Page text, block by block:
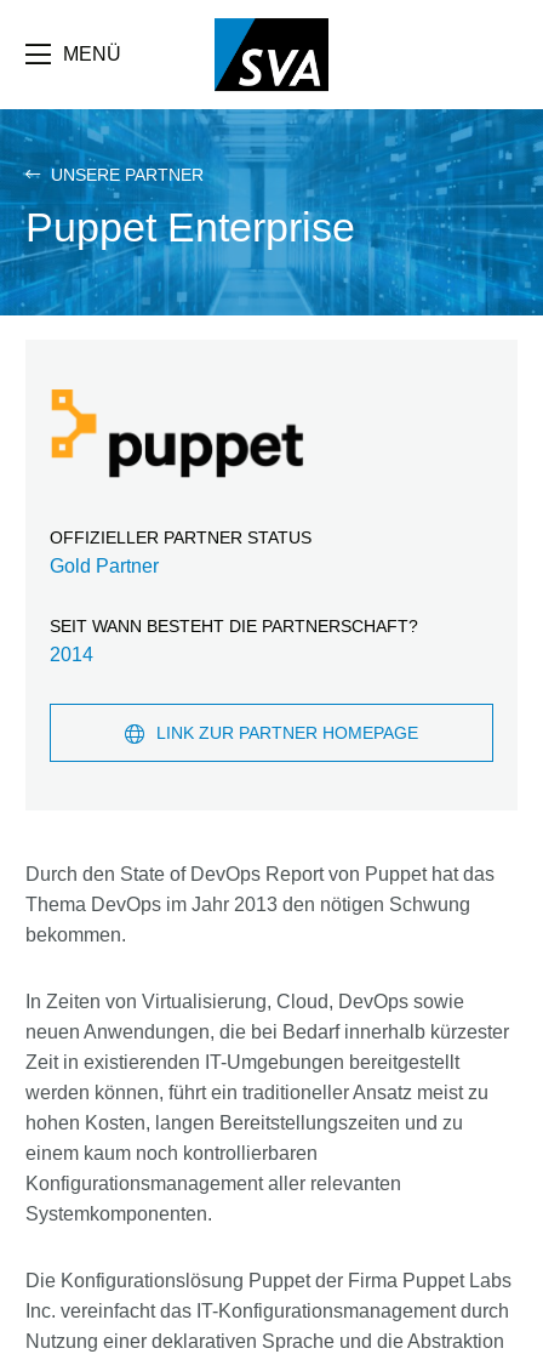
Inhalt
MENÜ
UNSERE PARTNER
Puppet Enterprise
Durch den State of DevOps Report von Puppet hat das
Thema DevOps im Jahr 2013 den nötigen Schwung
bekommen.
In Zeiten von Virtualisierung, Cloud, DevOps sowie
neuen Anwendungen, die bei Bedarf innerhalb kürzester
Zeit in existierenden IT-Umgebungen bereitgestellt
werden können, führt ein traditioneller Ansatz meist zu
hohen Kosten, langen Bereitstellungszeiten und zu
einem kaum noch kontrollierbaren
Konfigurationsmanagement aller relevanten
Systemkomponenten.
Die Konfigurationslösung Puppet der Firma Puppet Labs
Inc. vereinfacht das IT-Konfigurationsmanagement durch
Nutzung einer deklarativen Sprache und die Abstraktion
OFFIZIELLER PARTNER STATUS
Gold Partner
SEIT WANN BESTEHT DIE PARTNERSCHAFT?
2014
LINK ZUR PARTNER HOMEPAGE